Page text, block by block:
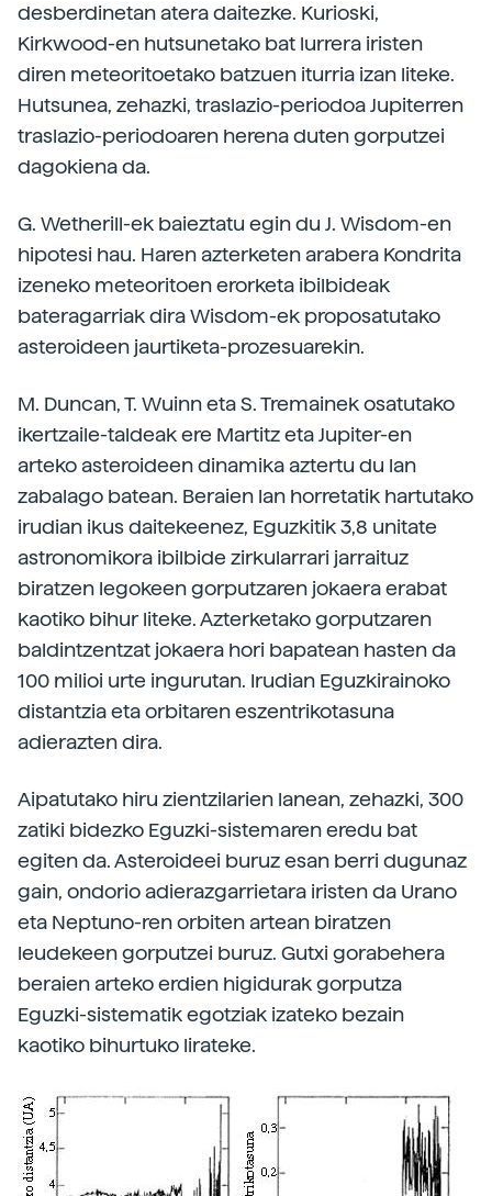
desberdinetan atera daitezke. Kurioski,
Kirkwood-en hutsunetako bat lurrera iristen
diren meteoritoetako batzuen iturria izan liteke.
Hutsunea, zehazki, traslazio-periodoa Jupiterren
traslazio-periodoaren herena duten gorputzei
dagokiena da.
G. Wetherill-ek baieztatu egin du J. Wisdom-en
hipotesi hau. Haren azterketen arabera Kondrita
izeneko meteoritoen erorketa ibilbideak
bateragarriak dira Wisdom-ek proposatutako
asteroideen jaurtiketa-prozesuarekin.
M. Duncan, T. Wuinn eta S. Tremainek osatutako
ikertzaile-taldeak ere Martitz eta Jupiter-en
arteko asteroideen dinamika aztertu du lan
zabalago batean. Beraien lan horretatik hartutako
irudian ikus daitekeenez, Eguzkitik 3,8 unitate
astronomikora ibilbide zirkularrari jarraituz
biratzen legokeen gorputzaren jokaera erabat
kaotiko bihur liteke. Azterketako gorputzaren
baldintzentzat jokaera hori bapatean hasten da
100 milioi urte ingurutan. Irudian Eguzkirainoko
distantzia eta orbitaren eszentrikotasuna
adierazten dira.
Aipatutako hiru zientzilarien lanean, zehazki, 300
zatiki bidezko Eguzki-sistemaren eredu bat
egiten da. Asteroideei buruz esan berri dugunaz
gain, ondorio adierazgarrietara iristen da Urano
eta Neptuno-ren orbiten artean biratzen
leudekeen gorputzei buruz. Gutxi gorabehera
beraien arteko erdien higidurak gorputza
Eguzki-sistematik egotziak izateko bezain
kaotiko bihurtuko lirateke.